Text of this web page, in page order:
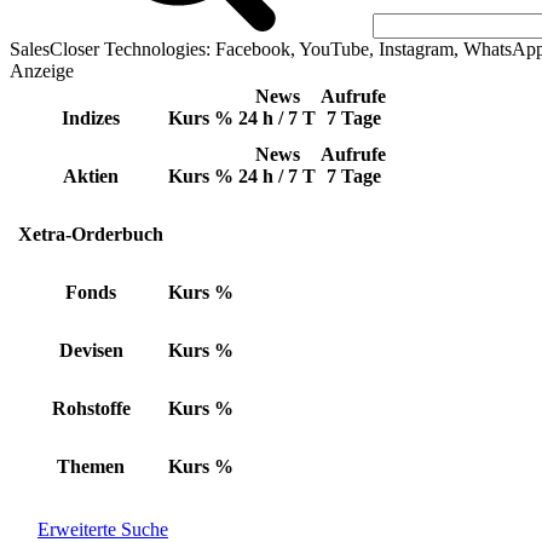
SalesCloser Technologies: Facebook, YouTube, Instagram,
Anzeige
Indizes Kurs %
News
24 h / 7 T
Aufrufe
7 Tage
Aktien Kurs %
News
24 h / 7 T
Aufrufe
7 Tage
Xetra-Orderbuch
Fonds Kurs %
Devisen Kurs %
Rohstoffe Kurs %
Themen Kurs %
Erweiterte Suche